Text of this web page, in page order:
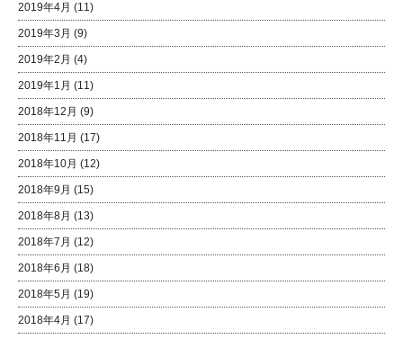
2019年4月 (11)
2019年3月 (9)
2019年2月 (4)
2019年1月 (11)
2018年12月 (9)
2018年11月 (17)
2018年10月 (12)
2018年9月 (15)
2018年8月 (13)
2018年7月 (12)
2018年6月 (18)
2018年5月 (19)
2018年4月 (17)